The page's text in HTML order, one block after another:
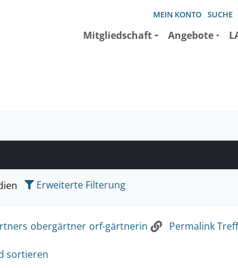
MEIN KONTO SUCHE
Mitgliedschaft Angebote
wollen.Erweiterte Filterung
obergärtner orf-gärtnerin Permalink
sortieren